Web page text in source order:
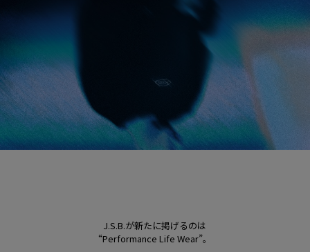
J.S.B.が新たに掲げるのは
“Performance Life Wear”。